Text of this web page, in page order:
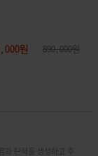
원 890,000원
탄력을 생성하고 주